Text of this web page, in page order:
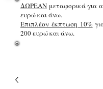
ΔΩΡΕΑΝ μεταφορικά για
ευρώ και άνω.
Επιπλέον έκπτωση 10%
200 ευρώ και άνω.